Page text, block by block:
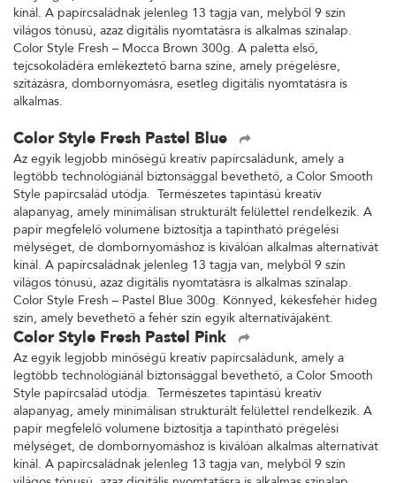
kínál. A papírcsaládnak jelenleg 13 tagja van, melyből 9 szín
világos tónusú, azaz digitális nyomtatásra is alkalmas színalap.
Color Style Fresh – Mocca Brown 300g. A paletta első,
tejcsokoládéra emlékeztető barna színe, amely prégelésre,
szitázásra, dombornyomásra, esetleg digitális nyomtatásra is
alkalmas.
Color Style Fresh Pastel Blue
Az egyik legjobb minőségű kreatív papírcsaládunk, amely a
legtöbb technológiánál biztonsággal bevethető, a Color Smooth
Style papírcsalád utódja. Természetes tapintású kreatív
alapanyag, amely minimálisan strukturált felülettel rendelkezik. A
papír megfelelő volumene biztosítja a tapintható prégelési
mélységet, de dombornyomáshoz is kiválóan alkalmas alternatívát
kínál. A papírcsaládnak jelenleg 13 tagja van, melyből 9 szín
világos tónusú, azaz digitális nyomtatásra is alkalmas színalap.
Color Style Fresh – Pastel Blue 300g. Könnyed, kékesfehér hideg
szín, amely bevethető a fehér szín egyik alternatívájaként.
Color Style Fresh Pastel Pink
Az egyik legjobb minőségű kreatív papírcsaládunk, amely a
legtöbb technológiánál biztonsággal bevethető, a Color Smooth
Style papírcsalád utódja. Természetes tapintású kreatív
alapanyag, amely minimálisan strukturált felülettel rendelkezik. A
papír megfelelő volumene biztosítja a tapintható prégelési
mélységet, de dombornyomáshoz is kiválóan alkalmas alternatívát
kínál. A papírcsaládnak jelenleg 13 tagja van, melyből 9 szín